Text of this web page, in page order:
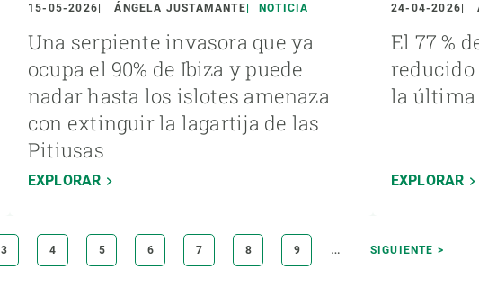
15-05-2026 ÁNGELA JUSTAMANTE NOTICIA
Una serpiente invasora que ya
ocupa el 90% de Ibiza y puede
nadar hasta los islotes amenaza
con extinguir la lagartija de las
Pitiusas
EXPLORAR
24-04-2026
El 77 %
reducido
la última
EXPLORAR
PÁGINA
3 PÁGINA
4 PÁGINA
5 PÁGINA
6 PÁGINA
7 PÁGINA
8 PÁGINA
9 …
SIGUIENTE
SIGUIENTE >